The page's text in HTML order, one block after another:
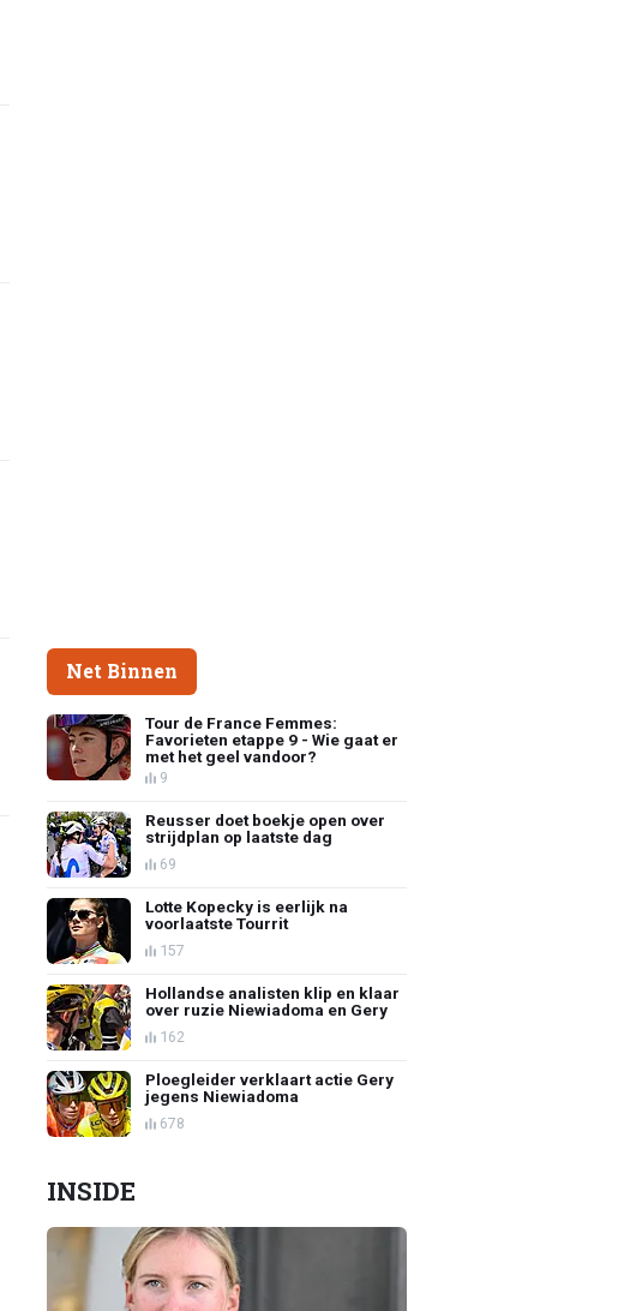
Net Binnen
Tour de France Femmes:
Favorieten etappe 9 - Wie gaat er
met het geel vandoor?
9
Reusser doet boekje open over
strijdplan op laatste dag
69
Lotte Kopecky is eerlijk na
voorlaatste Tourrit
157
Hollandse analisten klip en klaar
over ruzie Niewiadoma en Gery
162
Ploegleider verklaart actie Gery
jegens Niewiadoma
678
INSIDE